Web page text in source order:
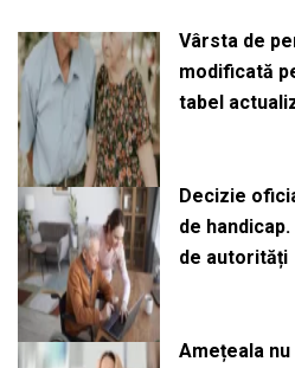
Vârsta de
modificată
tabel
Decizie
de
de autorități
Amețeala